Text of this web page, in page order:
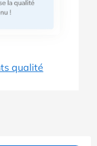
qualité